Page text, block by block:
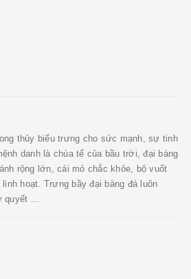
thủy biểu trưng cho sức mạnh, sự tinh
danh là chúa tể của bầu trời, đại bàng
rộng lớn, cái mỏ chắc khỏe, bộ vuốt
hoạt. Trưng bầy đại bàng đá luôn
quyết ...